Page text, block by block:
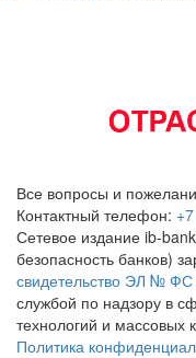
Все вопросы и
Контактный телефон:
Сетевое издание ib-
безопасность банков)
свидетельство ЭЛ № ФС
службой по надзору в
технологий и массовых
Политика